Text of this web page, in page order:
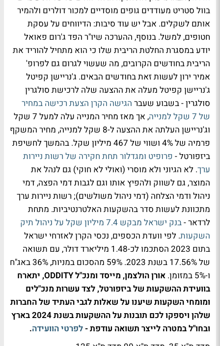
בוול סטריט מעודדים גופים מוסדיים למכור דולרים ולהמיר
אותם לשקלים. אבל יש עוד סיבות: הדיווחים על עסקת
חטופים, למשל. בנוסף, ההערכה שיו"ר הפד ג'רום פאואל
יודע במסגרת החלטת הריבית שלו כי הוא מתחיל להוריד את
הריבית בחודשים הקרובים, מה שעשוי לגרום גם לפרופ'
אמיר ירון לעשות זאת בחודשים הבאים. ג'נריישן קפיטל
ג'נריישן קפיטל מעלה את ההצעה שלה לרכישת סולגרין
סולגרין - בשבוע שעבר הגישה הקרן הצעת רכישה במחיר
של 7 שקל למנייה
, אך מאז מחיר המנייה עלה למעל 7 שקל
וג'נריישן העלתה את ההצעה ל-8 שקל למנייה, מחיר המשקף
פרמיה של 4% ושווי של 467 מיליון שקל. בהמשך לחשיפת
ביזפורטל - פרופיט ומגדלור תחת חקירה של רשות ניירות
ערך. לא הגיוני ולא מוסרי (ואולי לא חוקי) גם לנהל את
המוצר, גם לשווק ולהפיץ אותו וגם לגבות דמי הפצה, דמי
ניהול ודמי הצלחה (דמי ניהול משולשים); רשות ניירות ערך
מתכוונת לעשות סדר בהשקעות האלטרנטיביות. מתחת
לרדאר -
בנק ישראל מבקש 7.4 מיליון שקל על ניהול תיק
השקעות. לפי וועדת הכספים, נכסי הקרן לאזרחי ישראל
בתום 2023 הסתכמו לכ-1.48 מיליארד דולר, עם תשואה
של 17.56% בשנת 2023. 59% מהסכום במניות, 36% באג"ח
ו-5% במזומן.
אורן הולצמן, מייסד ומנכ"ל ODDITY, יתארח
בוועידת ההשקעות של ביזפורטל, לצד עשרות מנכ"לים
ומומחי השקעות שיענו על שאלות לגבי העתיד של החברות
שלהן ויספקו לכם תובנות על ההשקעות בשנת 2024 בארץ
ובחו"ל במטרה לייצר תשואה עודפת -לפרטי הוועידה.